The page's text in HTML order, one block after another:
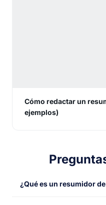
Cómo redactar un
ejemplos)
¿Qué es un resumidor